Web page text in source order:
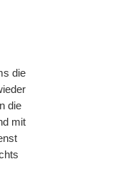
die
die
mit